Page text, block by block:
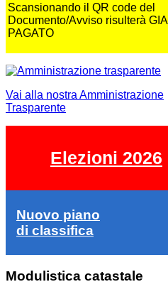
Scansionando il QR code del
Documento/Avviso risulterà GIA
PAGATO
Vai alla nostra Amministrazione
Trasparente
Elezioni 2026
Nuovo piano
di classifica
Modulistica catastale